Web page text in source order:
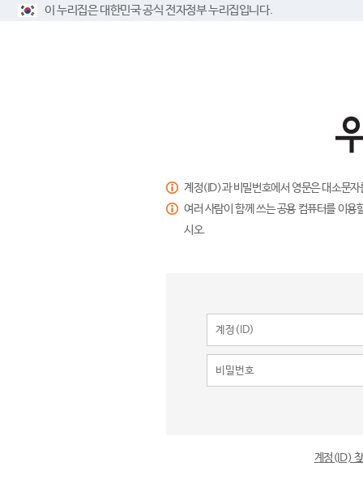
이 누리집은 대한민국 공식 전자정부 누리집입니다.
계정(ID)과 비밀번호에서 영문은 대소문
여러 사람이 함께 쓰는 공용 컴퓨터를 이
시오.
계정(ID)